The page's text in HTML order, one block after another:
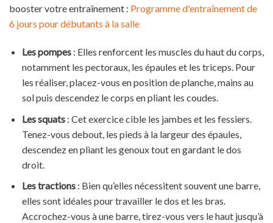
booster votre entraînement : Programme d'entraînement de
6 jours pour débutants à la salle
Les pompes: Elles renforcent les muscles du haut du corps,
notamment les pectoraux, les épaules et les triceps. Pour
les réaliser, placez-vous en position de planche, mains au
sol puis descendez le corps en pliant les coudes.
Les squats: Cet exercice cible les jambes et les fessiers.
Tenez-vous debout, les pieds à la largeur des épaules,
descendez en pliant les genoux tout en gardant le dos
droit.
Les tractions: Bien qu’elles nécessitent souvent une barre,
elles sont idéales pour travailler le dos et les bras.
Accrochez-vous à une barre, tirez-vous vers le haut jusqu’à